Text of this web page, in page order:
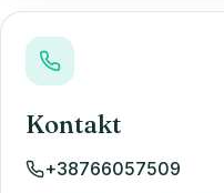
Kontakt
+38766057509